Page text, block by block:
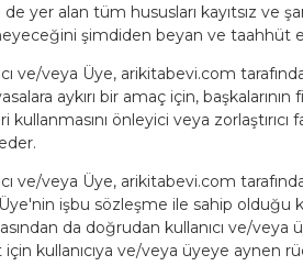
yer alan tüm hususları kayıtsız ve
şimdiden beyan ve taahhüt
ve/veya Üye, arikitabevi.com
aykırı bir amaç için,
kullanmasını önleyici veya
ve/veya Üye, arikitabevi.com
işbu sözleşme ile sahip olduğu
da doğrudan kullanıcı ve/
kullanıcıya ve/veya üyeye aynen